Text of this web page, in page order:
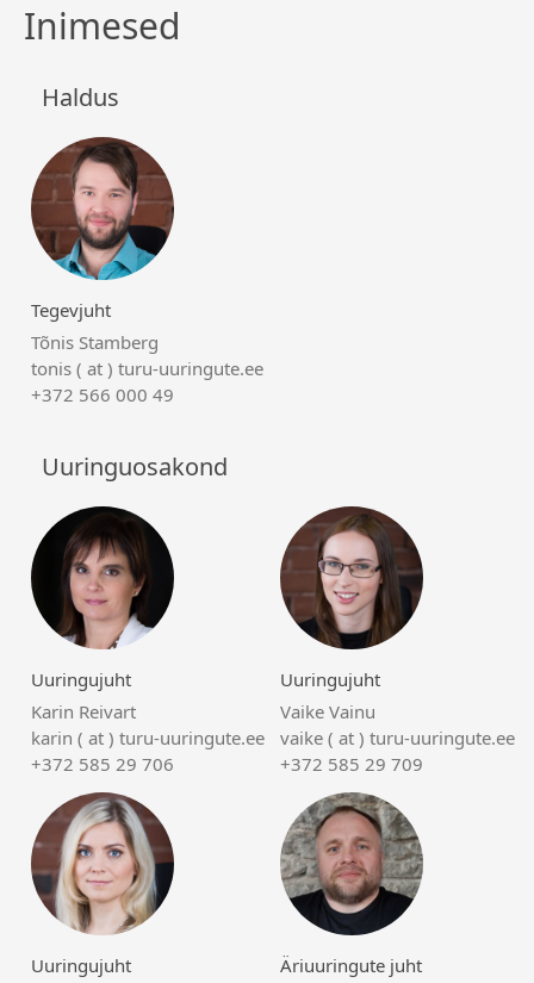
Inimesed
Haldus
Tegevjuht
Tõnis Stamberg
tonis ( at ) turu-uuringute.ee
+372 566 000 49
Uuringuosakond
Uuringujuht
Karin Reivart
karin ( at ) turu-uuringute.ee
+372 585 29 706
Uuringujuht
Vaike Vainu
vaike ( at ) turu-uuringute.ee
+372 585 29 709
Uuringujuht
Äriuuringute juht